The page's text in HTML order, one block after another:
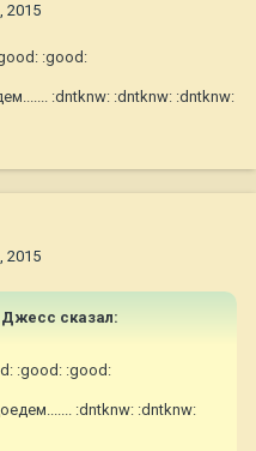
2015
:good:
:dntknw: :dntknw: :dntknw:
2015
Джесс сказал:
:good: :good:
:dntknw: :dntknw: